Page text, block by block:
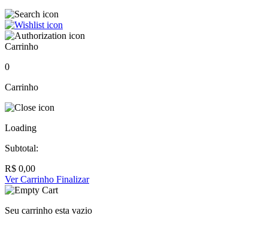
Carrinho
0
Carrinho
Loading
Subtotal:
R$ 0,00
Ver Carrinho Finalizar
Seu carrinho esta vazio